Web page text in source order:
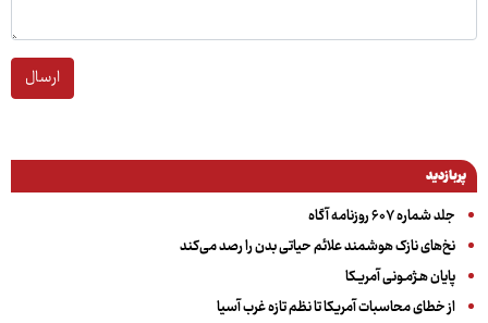
ارسال
پربازدید
جلد شماره ۶۰۷ روزنامه آگاه
نخ‌های نازک هوشمند علائم حیاتی بدن را رصد می‌کند
پایان هـژمـونی آمریـکا
از خطای محاسبات آمریکا تا نظم تازه غرب آسیا